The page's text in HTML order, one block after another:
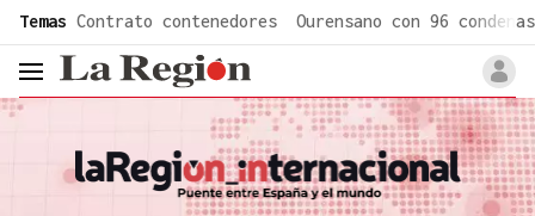
Temas Contrato contenedores Ourensano con 96 condenas
header.menu.open